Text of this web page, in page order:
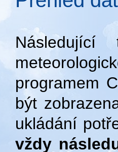
Následující
programem
být
ukládání
vždy